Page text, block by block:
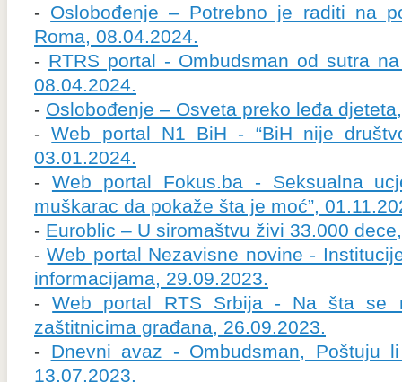
- Oslobođenje – Potrebno je raditi na
Roma, 08.04.2024.
- RTRS portal - Ombudsman od sutra
08.04.2024.
- Oslobođenje – Osveta preko leđa
-Web portal N1 BiH - “BiH nije
03.01.2024.
- Web portal Fokus.ba - Seksualna
muškarac da pokaže šta je moć”,
- Euroblic – U siromaštvu živi 33.000
-Web portal Nezavisne novine -
informacijama, 29.09.2023.
-Web portal RTS Srbija - Na šta se
zaštitnicima građana, 26.09.2023.
- Dnevni avaz - Ombudsman, Poštuju
13.07.2023.